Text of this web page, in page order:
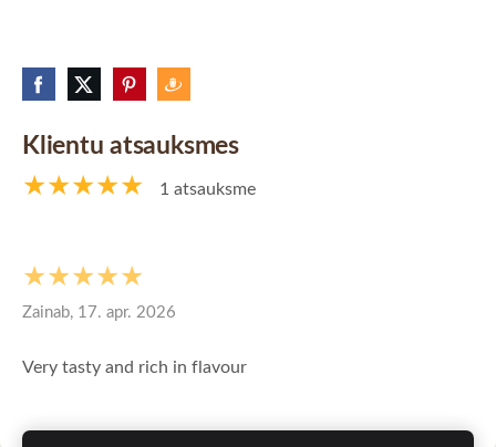
Klientu atsauksmes
★★★★★ 1 atsauksme
★★★★★
Zainab, 17. apr. 2026
Very tasty and rich in flavour